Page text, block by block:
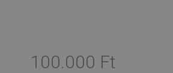
100.000 Ft